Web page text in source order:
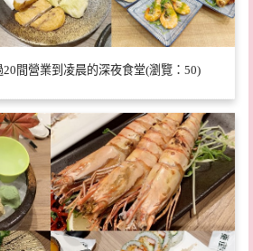
間營業到凌晨的深夜食堂(瀏覽：50)